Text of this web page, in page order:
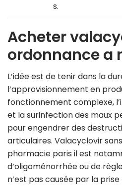
s.
Acheter
ordonnance a
L’idée est de tenir dans la
l’approvisionnement en
fonctionnement complexe,
et la surinfection des maux
pour engendrer des
articulaires. Valacyclovir
pharmacie paris il est
d’oligoménorrhée ou de
n’est pas causée par la